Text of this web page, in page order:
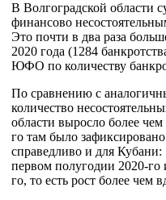
В Волгоградской области
финансово
Это почти в два раза
2020 года (1284
ЮФО по количеству
По сравнению с
количество
области выросло более
го там было
справедливо и для
первом полугодии 2020-
го, то есть рост более чем